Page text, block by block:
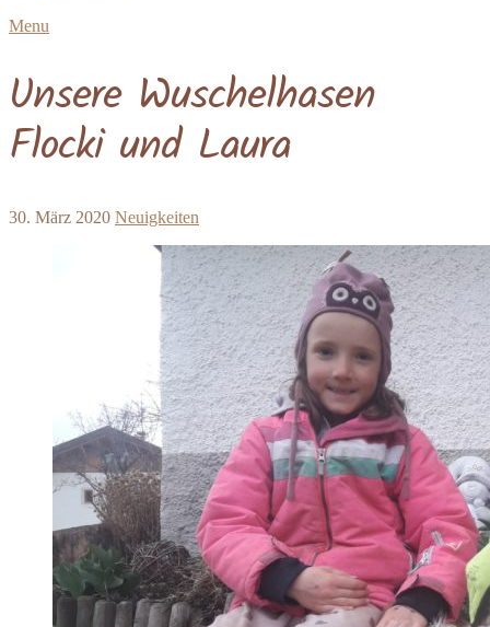
Menu
Unsere Wuschelhasen
Flocki und Laura
30. März 2020 Neuigkeiten